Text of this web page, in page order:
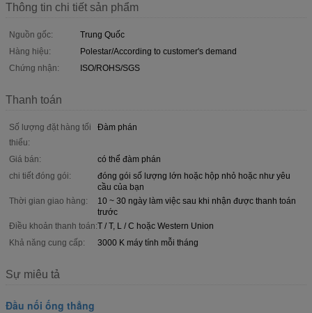
Thông tin chi tiết sản phẩm
Nguồn gốc:
Trung Quốc
Hàng hiệu:
Polestar/According to customer's demand
Chứng nhận:
ISO/ROHS/SGS
Thanh toán
Số lượng đặt hàng tối
thiểu:
Đàm phán
Giá bán:
có thể đàm phán
chi tiết đóng gói:
đóng gói số lượng lớn hoặc hộp nhỏ hoặc như yêu
cầu của bạn
Thời gian giao hàng:
10 ~ 30 ngày làm việc sau khi nhận được thanh toán
trước
Điều khoản thanh toán:T / T, L / C hoặc Western Union
Khả năng cung cấp:
3000 K máy tính mỗi tháng
Sự miêu tả
Đầu nối ống thẳng